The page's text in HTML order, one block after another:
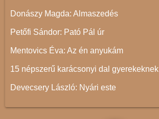
Donászy Magda: Almaszedés
Petőfi Sándor: Pató Pál úr
Mentovics Éva: Az én anyukám
15 népszerű karácsonyi dal gyerekeknek
Devecsery László: Nyári este